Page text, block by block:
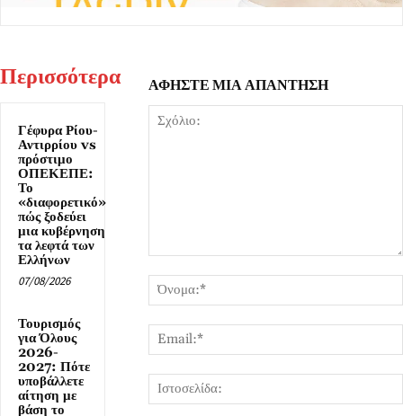
Περισσότερα
Γέφυρα Ρίου-
Αντιρρίου vs
πρόστιμο
ΟΠΕΚΕΠΕ:
Το
«διαφορετικό»
πώς ξοδεύει
μια κυβέρνηση
τα λεφτά των
Ελλήνων
07/08/2026
Τουρισμός
για Όλους
2026-
2027: Πότε
υποβάλλετε
αίτηση με
βάση το
ΑΦΗΣΤΕ ΜΙΑ ΑΠΑΝΤΗΣΗ